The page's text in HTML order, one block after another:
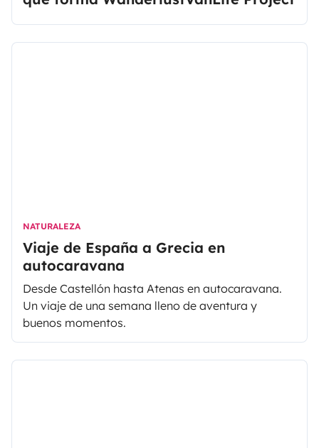
NATURALEZA
Viaje de España a Grecia en
autocaravana
Desde Castellón hasta Atenas en autocaravana.
Un viaje de una semana lleno de aventura y
buenos momentos.